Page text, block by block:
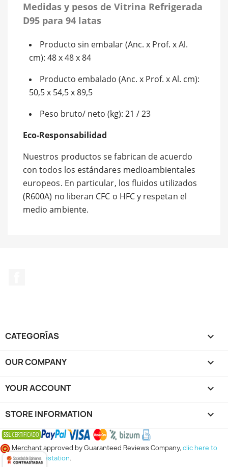
Medidas y pesos de Vitrina Refrigerada
D95 para 94 latas
Producto sin embalar (Anc. x Prof. x Al.
cm): 48 x 48 x 84
Producto embalado (Anc. x Prof. x Al. cm):
50,5 x 54,5 x 89,5
Peso bruto/ neto (kg): 21 / 23
Eco-Responsabilidad
Nuestros productos se fabrican de acuerdo
con todos los estándares medioambientales
europeos. En particular, los fluidos utilizados
(R600A) no liberan CFC o HFC y respetan el
medio ambiente.
CATEGORÍAS 
OUR COMPANY 
YOUR ACCOUNT 
STORE INFORMATION keyboard_arrow_down
Merchant approved by Guaranteed Reviews Company, clic here to
display attestation.